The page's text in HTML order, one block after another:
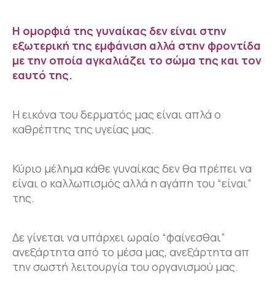
Η ομορφιά της γυναίκας δεν είναι στην
εξωτερική της εμφάνιση αλλά στην φροντίδα
με την οποία αγκαλιάζει το σώμα της και τον
εαυτό της.
Η εικόνα του δερματός μας είναι απλά ο
καθρέπτης της υγείας μας.
Κύριο μέλημα κάθε γυναίκας δεν θα πρέπει να
είναι ο καλλωπισμός αλλά η αγάπη του “είναι”
της.
Δε γίνεται να υπάρχει ωραίο “φαίνεσθαι”
ανεξάρτητα από το μέσα μας, ανεξάρτητα απ
την σωστή λειτουργία του οργανισμού μας.